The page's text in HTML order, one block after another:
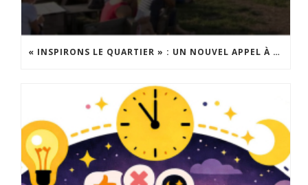
« INSPIRONS LE QUARTIER » : UN NOUVEL APPEL À PROJETS EST LANCÉ !